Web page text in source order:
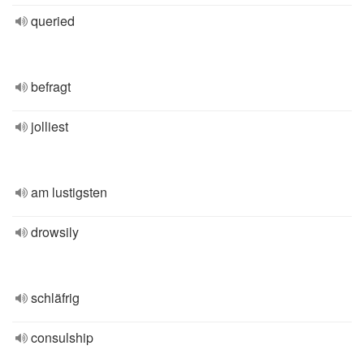
queried
befragt
jolliest
am lustigsten
drowsily
schläfrig
consulship